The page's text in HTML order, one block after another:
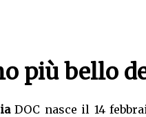
più bello
DOC nasce il 14